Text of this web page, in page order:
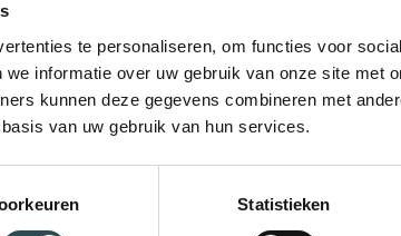
te personaliseren, om functies voor
informatie over uw gebruik van onze site met
kunnen deze gegevens combineren met
van uw gebruik van hun services.
Statistieken